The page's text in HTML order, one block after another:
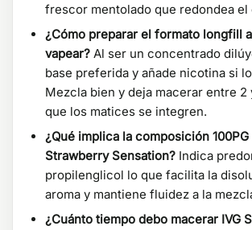
frescor mentolado que redondea el
¿Cómo preparar el formato longfill
vapear? Al ser un concentrado
base preferida y añade nicotina si
Mezcla bien y deja macerar entre 2
que los matices se integren.
¿Qué implica la composición 100PG
Strawberry Sensation? Indica
propilenglicol lo que facilita la
aroma y mantiene fluidez a la
¿Cuánto tiempo debo macerar IVG